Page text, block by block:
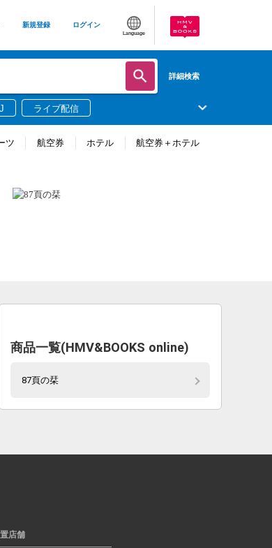
新規登録 ログイン
Language
詳細検索
ライブ配信
ツ 航空券 ホテル 航空券＋ホテル
商品一覧(HMV&BOOKS online)
87頁の栞
店舗